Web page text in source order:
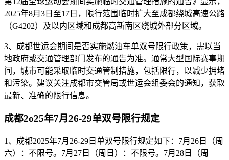
2025年8月3日至17日，限行范围临时扩大至成都绕城高速公路
（G4202）及以内区域和成都高新南区绕城外部分区域。
3、成都世运会期间是否实施燃油车单双号限行政策，需以当
地政府或交通管理部门发布的通告为准。通常大型国际赛事期
间，城市可能采取临时交通管制措施，包括限行，以减少拥堵
和污染。建议关注成都市交管局或世运会组委会的通知，获取
最新、准确的限行信息。
成都2o25年7月26-29单双号限行规定
1、成都2025年7月26-29日单双号限行规定如下：7月26日（周
六）：不限号。7月27日（周日）：不限号。7月28日（周